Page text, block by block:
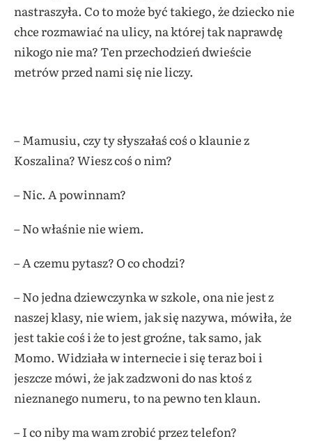
nastraszyła. Co to może być takiego, że dziecko nie
chce rozmawiać na ulicy, na której tak naprawdę
nikogo nie ma? Ten przechodzień dwieście
metrów przed nami się nie liczy.
– Mamusiu, czy ty słyszałaś coś o klaunie z
Koszalina? Wiesz coś o nim?
– Nic. A powinnam?
– No właśnie nie wiem.
– A czemu pytasz? O co chodzi?
– No jedna dziewczynka w szkole, ona nie jest z
naszej klasy, nie wiem, jak się nazywa, mówiła, że
jest takie coś i że to jest groźne, tak samo, jak
Momo. Widziała w internecie i się teraz boi i
jeszcze mówi, że jak zadzwoni do nas ktoś z
nieznanego numeru, to na pewno ten klaun.
– I co niby ma wam zrobić przez telefon?